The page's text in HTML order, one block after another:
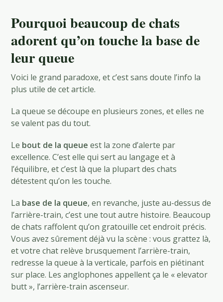
Pourquoi beaucoup de chats
adorent qu’on touche la base de
leur queue
Voici le grand paradoxe, et c’est sans doute l’info la
plus utile de cet article.
La queue se découpe en plusieurs zones, et elles ne
se valent pas du tout.
Le bout de la queue est la zone d’alerte par
excellence. C’est elle qui sert au langage et à
l’équilibre, et c’est là que la plupart des chats
détestent qu’on les touche.
La base de la queue, en revanche, juste au-dessus de
l’arrière-train, c’est une tout autre histoire. Beaucoup
de chats raffolent qu’on gratouille cet endroit précis.
Vous avez sûrement déjà vu la scène : vous grattez là,
et votre chat relève brusquement l’arrière-train,
redresse la queue à la verticale, parfois en piétinant
sur place. Les anglophones appellent ça le « elevator
butt », l’arrière-train ascenseur.